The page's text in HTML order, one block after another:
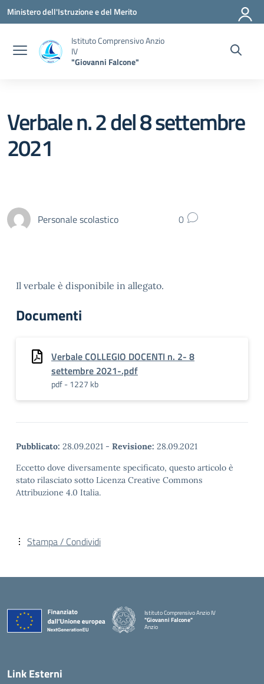
Vai ai contenuti
Vai al menu di navigazione
Vai al footer
Ministero dell'Istruzione e del Merito
Istituto Comprensivo Anzio
IV
"Giovanni Falcone"
Verbale n. 2 del 8 settembre
2021
Personale scolastico 0
Il verbale è disponibile in allegato.
Documenti
Verbale COLLEGIO DOCENTI n. 2- 8
settembre 2021-.pdf
pdf - 1227 kb
Pubblicato: 28.09.2021 - Revisione: 28.09.2021
Eccetto dove diversamente specificato, questo articolo è
stato rilasciato sotto Licenza Creative Commons
Attribuzione 4.0 Italia.
Stampa / Condividi
Istituto Comprensivo Anzio IV
"Giovanni Falcone"
Anzio
Link Esterni